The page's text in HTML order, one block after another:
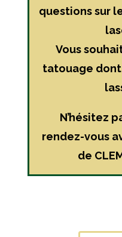
questions sur
Vous
tatouage dont
N’hésitez
rendez-vous
de